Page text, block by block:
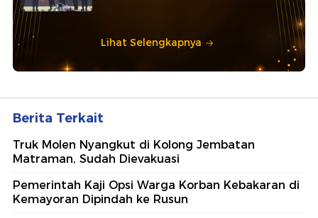
Lihat Selengkapnya
Berita Terkait
Truk Molen Nyangkut di Kolong Jembatan
Matraman, Sudah Dievakuasi
Pemerintah Kaji Opsi Warga Korban Kebakaran di
Kemayoran Dipindah ke Rusun